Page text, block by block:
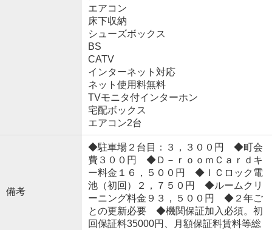
エアコン
床下収納
シューズボックス
BS
CATV
インターネット対応
ネット使用料無料
TVモニタ付インターホン
宅配ボックス
エアコン2台
備考
◆駐車場２台目：３，３００円 ◆町会
費３００円 ◆Ｄ－ｒｏｏｍＣａｒｄキ
ー料金１６，５００円 ◆ＩＣロック電
池（初回）２，７５０円 ◆ルームクリ
ーニング料金９３，５００円 ◆２年ご
との更新必要 ◆機関保証加入必須。初
回保証料35000円、月額保証料賃料等総